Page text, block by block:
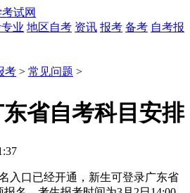
业 地区自考 资讯 报考 备考 自考报
考 > 常见问题 >
东省自考科目安排
入口已经开通，新生可登录广东省